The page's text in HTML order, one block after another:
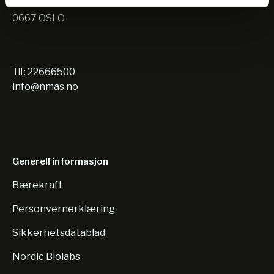
0667 OSLO
Tlf: 22666500
info@nmas.no
Generell informasjon
Bærekraft
Personvernerklæring
Sikkerhetsdatablad
Nordic Biolabs